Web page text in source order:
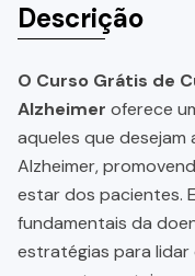
Descrição
O Curso Grátis de
Alzheimer oferece
aqueles que
Alzheimer,
estar dos pacientes.
fundamentais da
estratégias para lidar